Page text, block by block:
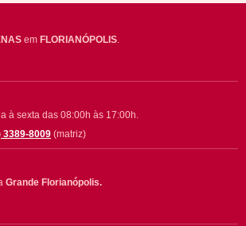
em FLORIANÓPOLIS.
à sexta das 08:00h às 17:00h.
3389-8009 (matriz)
Grande Florianópolis.